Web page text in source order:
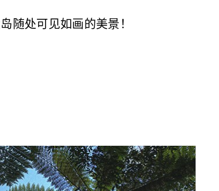
随处可见如画的美景！